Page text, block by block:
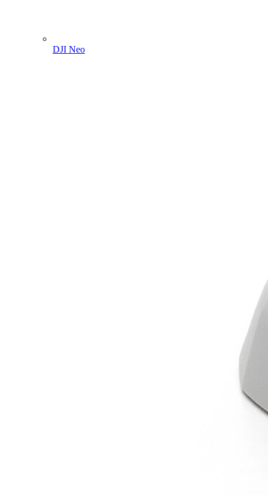
DJI Neo